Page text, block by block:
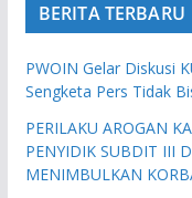
BERITA TERBARU
PWOIN Gelar Diskusi
Sengketa Pers Tidak
PERILAKU AROGAN
PENYIDIK SUBDIT III
MENIMBULKAN